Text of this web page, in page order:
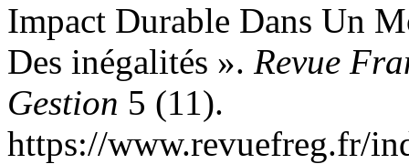
Impact Durable Dans Un
Des inégalités ». Revue
Gestion 5 (11).
https://www.revuefreg.fr/